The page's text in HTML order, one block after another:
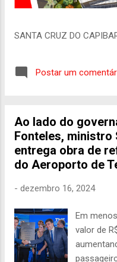
SANTA CRUZ DO
Postar um
Ao lado do
Fonteles, ministro
entrega obra de
do Aeroporto de
- dezembro 16, 2024
Em
valor de